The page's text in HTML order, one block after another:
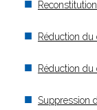
Réduction
Réduction
Suppression